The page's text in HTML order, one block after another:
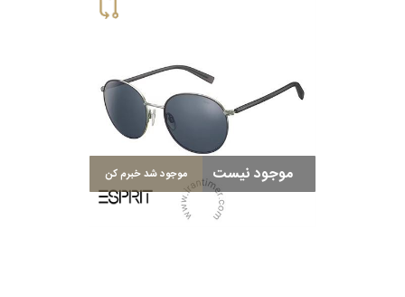
موجود نیست موجود شد خبرم کن